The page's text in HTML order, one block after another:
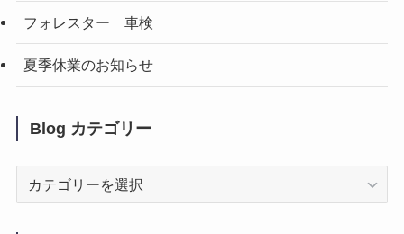
フォレスター 車検
夏季休業のお知らせ
Blog カテゴリー
Blog